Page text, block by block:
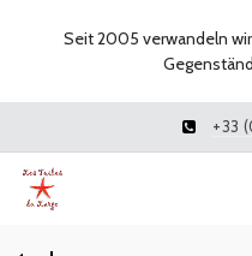
+33
Seit 2005 verwandeln